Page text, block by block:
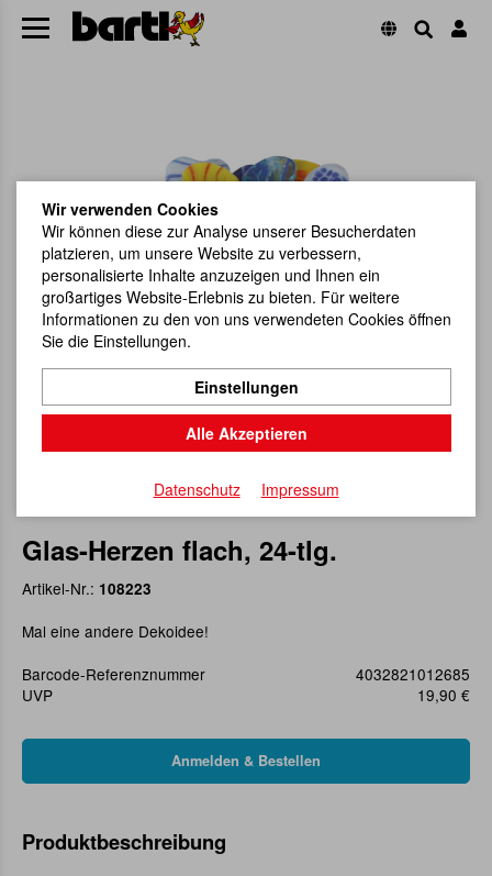
Glas-Herzen flach, 24-tlg.
Artikel-Nr.: 108223
Mal eine andere Dekoidee!
Barcode-Referenznummer
4032821012685
UVP
19,90 €
Produktbeschreibung
Wir verwenden Cookies
Wir können diese zur Analyse unserer Besucherdaten
platzieren, um unsere Website zu verbessern,
personalisierte Inhalte anzuzeigen und Ihnen ein
großartiges Website-Erlebnis zu bieten. Für weitere
Informationen zu den von uns verwendeten Cookies öffnen
Sie die Einstellungen.
Einstellungen
Alle Akzeptieren
Datenschutz Impressum